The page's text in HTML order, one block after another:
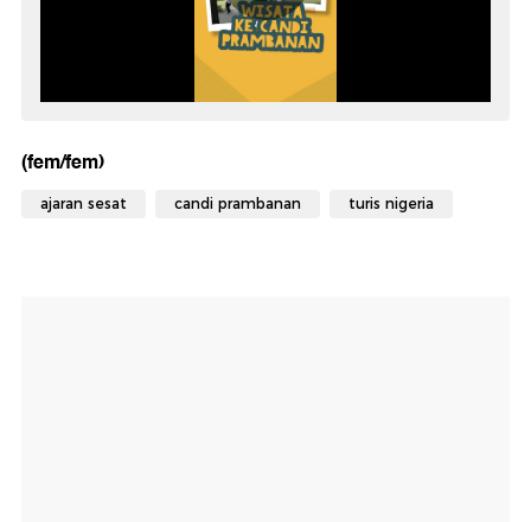
(fem/fem)
ajaran sesat candi prambanan turis nigeria